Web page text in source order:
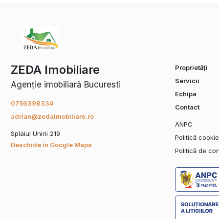
O luna avans+ doua luni garantie
Pentru detalii, imagini suplimentare și programări la vizionare:
ZEDA Imobiliare
Agenție imobiliară Bucuresti
0756398334
adrian@zedaimobiliare.ro
Splaiul Unirii 219
Deschide în Google Maps
Proprietăți
Servicii
Echipa
Contact
ANPC
Politică
Politică de